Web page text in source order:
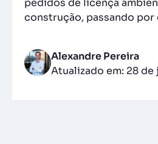
pedidos de licença
construção, passando
Alexandre Pereira
Atualizado em: 28